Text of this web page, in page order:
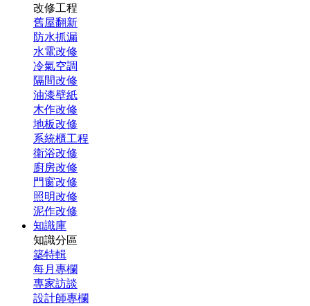
改修工程
舊屋翻新
防水抓漏
水電改修
冷氣空調
隔間改修
油漆壁紙
木作改修
地板改修
系統櫃工程
衛浴改修
廚房改修
門窗改修
照明改修
泥作改修
知識庫
知識分區
築特輯
每月專欄
專家訪談
設計師專欄